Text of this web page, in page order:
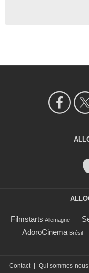
Filmstarts Allemagne
AdoroCinema Brésil
Contact | Qui sommes-nous